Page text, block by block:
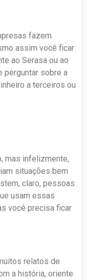
fazem
assim você ficar
ao Serasa ou ao
perguntar sobre a
a terceiros ou
mas infelizmente,
situações bem
claro, pessoas
usam essas
você precisa ficar
relatos de
a história, oriente